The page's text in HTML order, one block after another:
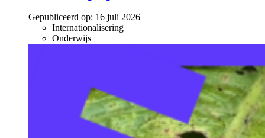
Gepubliceerd op: 16 juli 2026
Internationalisering
Onderwijs